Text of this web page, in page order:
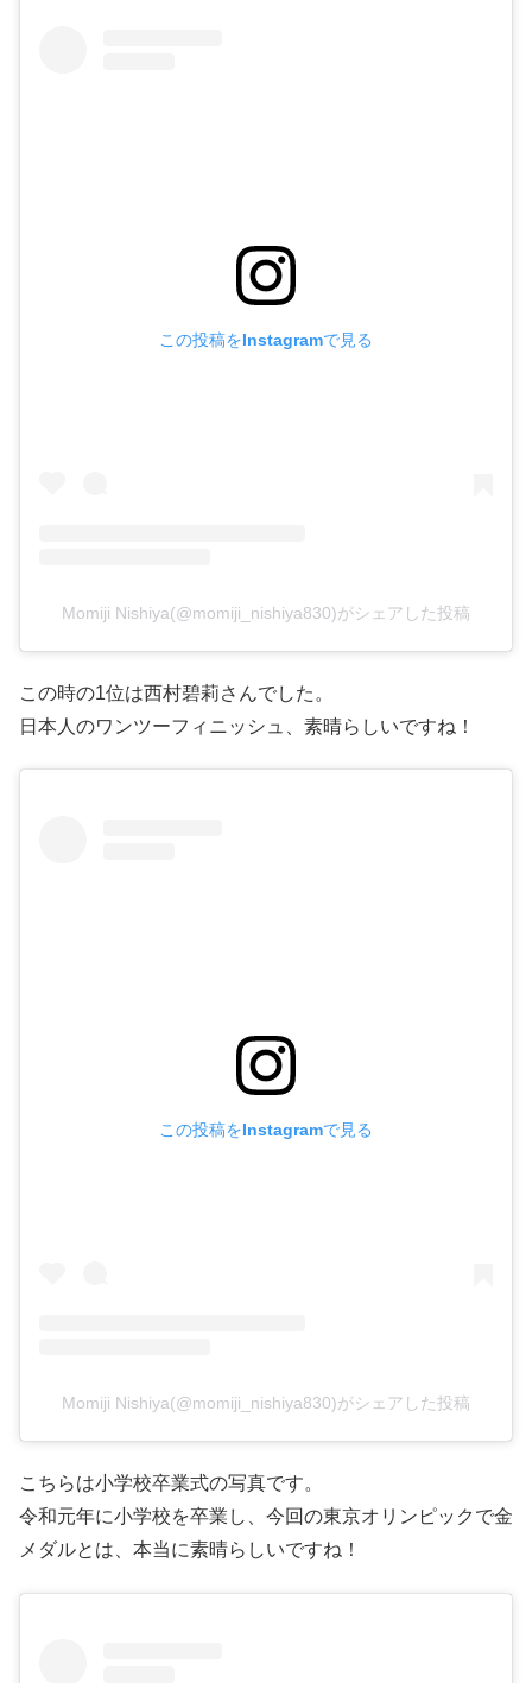
この投稿をInstagramで見る
Momiji Nishiya(@momiji_nishiya830)がシェアした投稿
この時の1位は西村碧莉さんでした。
日本人のワンツーフィニッシュ、素晴らしいですね！
この投稿をInstagramで見る
Momiji Nishiya(@momiji_nishiya830)がシェアした投稿
こちらは小学校卒業式の写真です。
令和元年に小学校を卒業し、今回の東京オリンピックで金
メダルとは、本当に素晴らしいですね！